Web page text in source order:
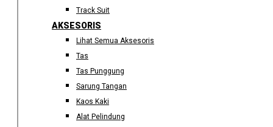
Track Suit
AKSESORIS
Lihat Semua Aksesoris
Tas
Tas Punggung
Sarung Tangan
Kaos Kaki
Alat Pelindung